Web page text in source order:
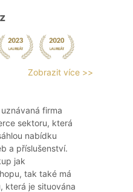
Zobrazit více >>
firma
sektoru, která
nabídku
a příslušenství.
jak
tak také má
která je situována